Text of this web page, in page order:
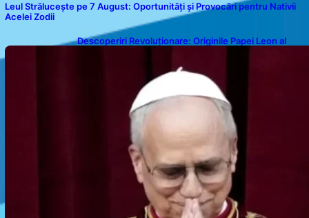
Leul Strălucește pe 7 August: Oportunități și Provocări pentru Nativii
Acelei Zodii
Descoperiri Revoluționare: Originile Papei Leon al